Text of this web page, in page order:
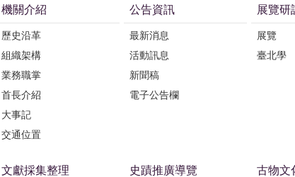
機關介紹
歷史沿革
組織架構
業務職掌
首長介紹
大事記
交通位置
公告資訊
最新消息
活動訊息
新聞稿
電子公告欄
展覽研
展覽
臺北學
文獻採集整理 史蹟推廣導覽 古物文